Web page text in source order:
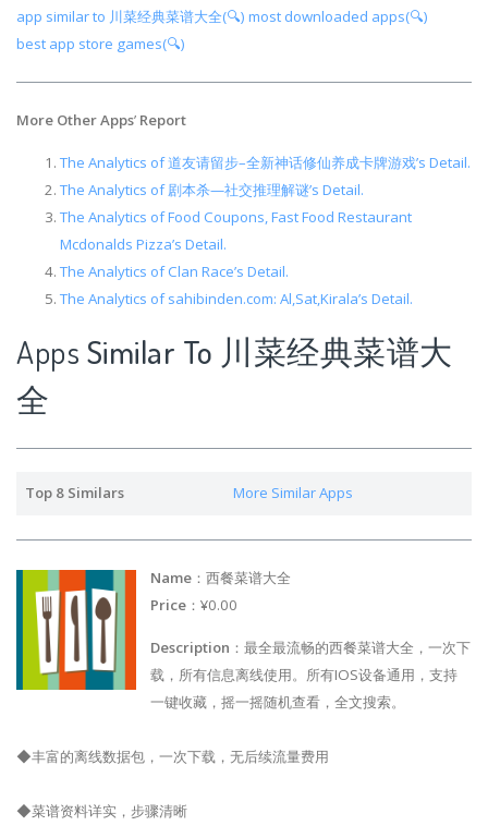
app similar to 川菜经典菜谱大全(🔍) most downloaded apps(🔍)
best app store games(🔍)
More Other Apps’ Report
The Analytics of 道友请留步–全新神话修仙养成卡牌游戏’s Detail.
The Analytics of 剧本杀—社交推理解谜’s Detail.
The Analytics of Food Coupons, Fast Food Restaurant
Mcdonalds Pizza’s Detail.
The Analytics of Clan Race’s Detail.
The Analytics of sahibinden.com: Al,Sat,Kirala’s Detail.
Apps Similar To 川菜经典菜谱大
全
Top 8 Similars More Similar Apps
Name ：西餐菜谱大全
Price ：¥0.00
Description ：最全最流畅的西餐菜谱大全，一次下
载，所有信息离线使用。所有IOS设备通用，支持
一键收藏，摇一摇随机查看，全文搜索。
◆丰富的离线数据包，一次下载，无后续流量费用
◆菜谱资料详实，步骤清晰